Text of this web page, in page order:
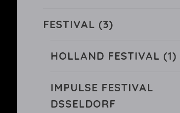
FESTIVAL (3)
HOLLAND FESTIVAL (1)
IMPULSE FESTIVAL
DSSELDORF